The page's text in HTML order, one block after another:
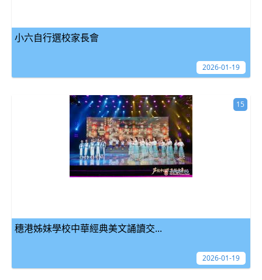
小六自行選校家長會
2026-01-19
穗港姊妹學校中華經典美文誦讀交...
15
2026-01-19